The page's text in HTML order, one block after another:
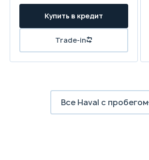
Задняя подвеска
Независимая двухрычажная
Передние тормоза
Дисковые вентилируемые
Дисковые
Купить в кредит
Trade-in
Все Haval с пробегом